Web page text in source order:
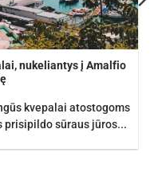
nukeliantys į Amalfio
kvepalai atostogoms
prisipildo sūraus jūros...